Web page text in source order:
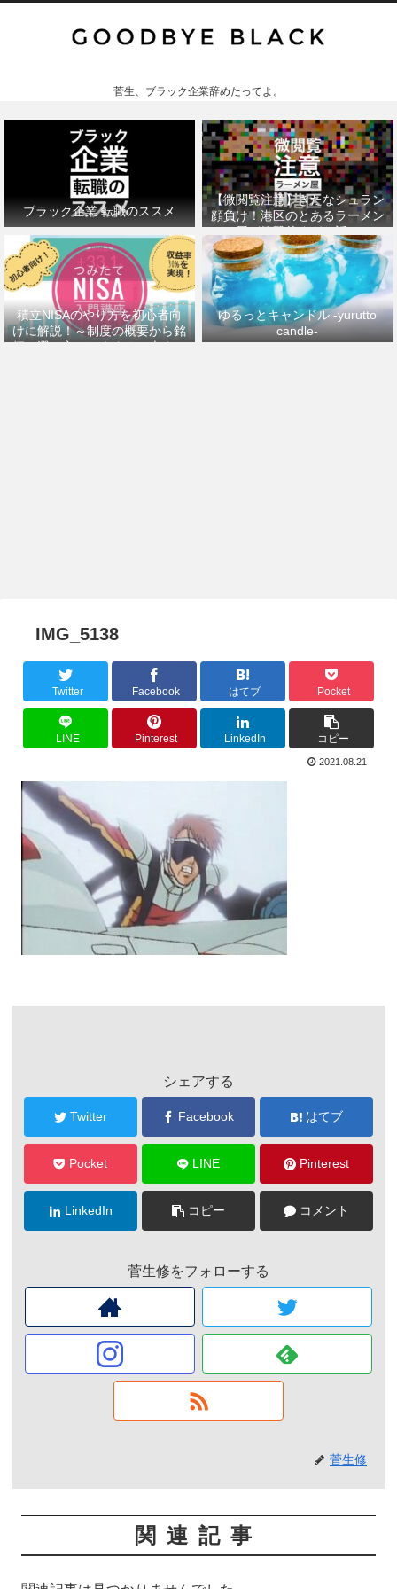
菅生、ブラック企業辞めたってよ。
ブラック企業 転職のススメ
【微閲覧注意】きたなシュラン
顔負け！港区のとあるラーメン
屋が衝撃的すぎた話。
積立NISAのやり方を初心者向
けに解説！～制度の概要から銘
柄の選び方、おすすめの本まで
ゆるっとキャンドル -yurutto
candle-
IMG_5138
Twitter Facebook はてブ Pocket
LINE Pinterest LinkedIn コピー
2021.08.21
シェアする
Twitter Facebook はてブ
Pocket LINE Pinterest
LinkedIn コピー コメント
菅生修をフォローする
菅生修
関連記事